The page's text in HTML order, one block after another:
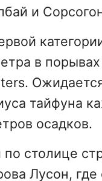
и
в
тайфуна
осадков.
столице
Лусон,